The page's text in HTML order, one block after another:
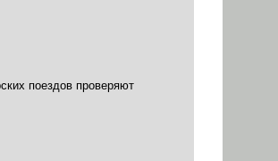
поездов проверяют